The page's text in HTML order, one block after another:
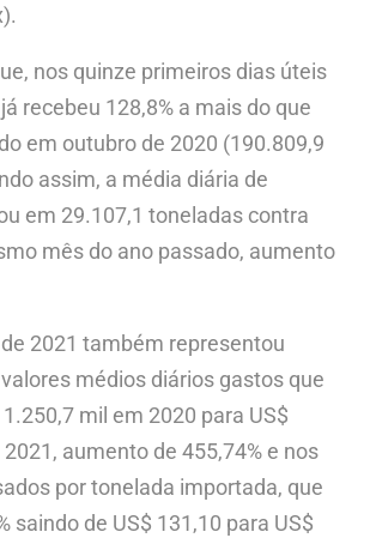
nos quinze primeiros dias úteis
recebeu 128,8% a mais do que
em outubro de 2020 (190.809,9
assim, a média diária de
em 29.107,1 toneladas contra
mês do ano passado, aumento
2021 também representou
médios diários gastos que
mil em 2020 para US$
aumento de 455,74% e nos
por tonelada importada, que
saindo de US$ 131,10 para US$